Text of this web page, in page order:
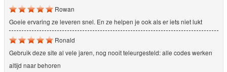
Rowan
Goeie ervaring ze leveren snel. En ze helpen je ook als er iets niet lukt
Ronald
Gebruik deze site al vele jaren, nog nooit teleurgesteld: alle codes werken
altijd naar behoren